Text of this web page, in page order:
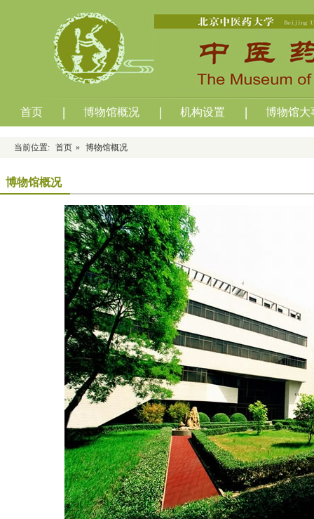
首页 博物馆概况 机构设置 博物馆大
当前位置: 首页 » 博物馆概况
博物馆概况